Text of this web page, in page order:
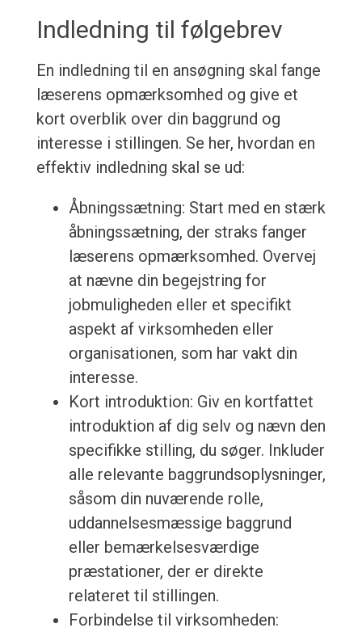
Indledning til følgebrev
En indledning til en ansøgning skal fange
læserens opmærksomhed og give et
kort overblik over din baggrund og
interesse i stillingen. Se her, hvordan en
effektiv indledning skal se ud:
Åbningssætning: Start med en stærk
åbningssætning, der straks fanger
læserens opmærksomhed. Overvej
at nævne din begejstring for
jobmuligheden eller et specifikt
aspekt af virksomheden eller
organisationen, som har vakt din
interesse.
Kort introduktion: Giv en kortfattet
introduktion af dig selv og nævn den
specifikke stilling, du søger. Inkluder
alle relevante baggrundsoplysninger,
såsom din nuværende rolle,
uddannelsesmæssige baggrund
eller bemærkelsesværdige
præstationer, der er direkte
relateret til stillingen.
Forbindelse til virksomheden: